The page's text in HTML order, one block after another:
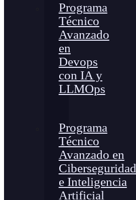
Programa
Técnico
Avanzado
en
Devops
con IA y
LLMOps
Programa
Técnico
Avanzado en
Ciberseguridad
e Inteligencia
Artificial